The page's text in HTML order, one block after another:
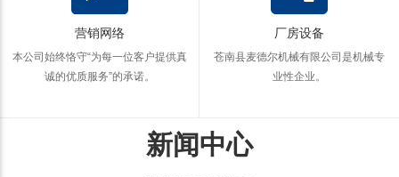
营销网络
本公司始终恪守“为每一位客户提供真
诚的优质服务”的承诺。
厂房设备
苍南县麦德尔机械有限公司是机械专
业性企业。
新闻中心